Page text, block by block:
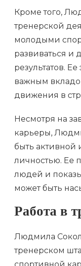
Кроме того,
тренерской
молодыми
развиваться и
результатов.
важным
движения в
Несмотря на
карьеры,
быть активной
личностью. Ее
людей и
может быть
Работа в
Людмила
тренерском